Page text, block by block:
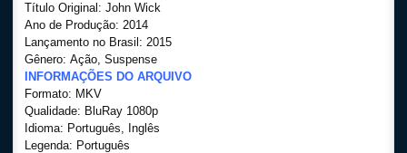
Título Original: John Wick
Ano de Produção: 2014
Lançamento no Brasil: 2015
Gênero: Ação, Suspense
INFORMAÇÕES DO ARQUIVO
Formato: MKV
Qualidade: BluRay 1080p
Idioma: Português, Inglês
Legenda: Português